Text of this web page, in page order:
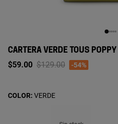
CARTERA VERDE TOUS POPPY
$59.00 Price reduced from
$129.00to-54%
COLOR: VERDE